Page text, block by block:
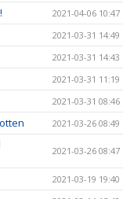
2021-04-06 10:47
2021-03-31 14:49
2021-03-31 14:43
2021-03-31 11:19
2021-03-31 08:46
2021-03-26 08:49
2021-03-26 08:47
2021-03-19 19:40